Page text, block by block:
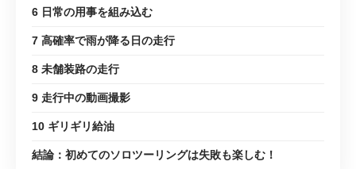
6 日常の用事を組み込む
7 高確率で雨が降る日の走行
8 未舗装路の走行
9 走行中の動画撮影
10 ギリギリ給油
結論：初めてのソロツーリングは失敗も楽しむ！